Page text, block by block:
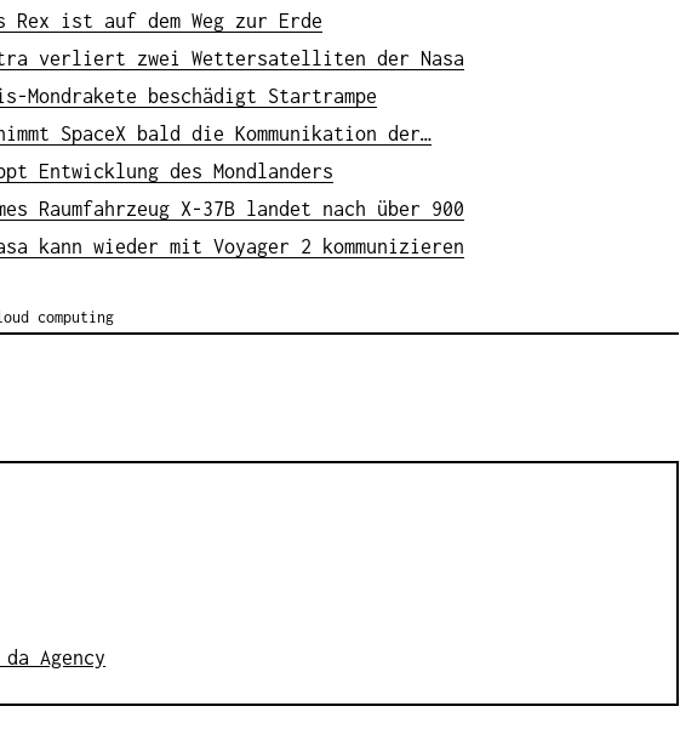
Rex ist auf dem Weg zur Erde
verliert zwei Wettersatelliten der Nasa
Mondrakete beschädigt Startrampe
SpaceX bald die Kommunikation der…
Entwicklung des Mondlanders
Raumfahrzeug X-37B landet nach über 900
kann wieder mit Voyager 2 kommunizieren
computing
Agency